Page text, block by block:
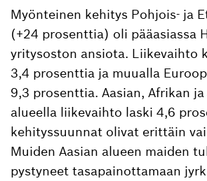
Myönteinen kehitys Pohjois- ja
(+24 prosenttia) oli pääasiassa
yritysoston ansiota. Liikevaihto
3,4 prosenttia ja muualla
9,3 prosenttia. Aasian, Afrikan
alueella liikevaihto laski 4,6
kehityssuunnat olivat erittäin
Muiden Aasian alueen maiden
pystyneet tasapainottamaan